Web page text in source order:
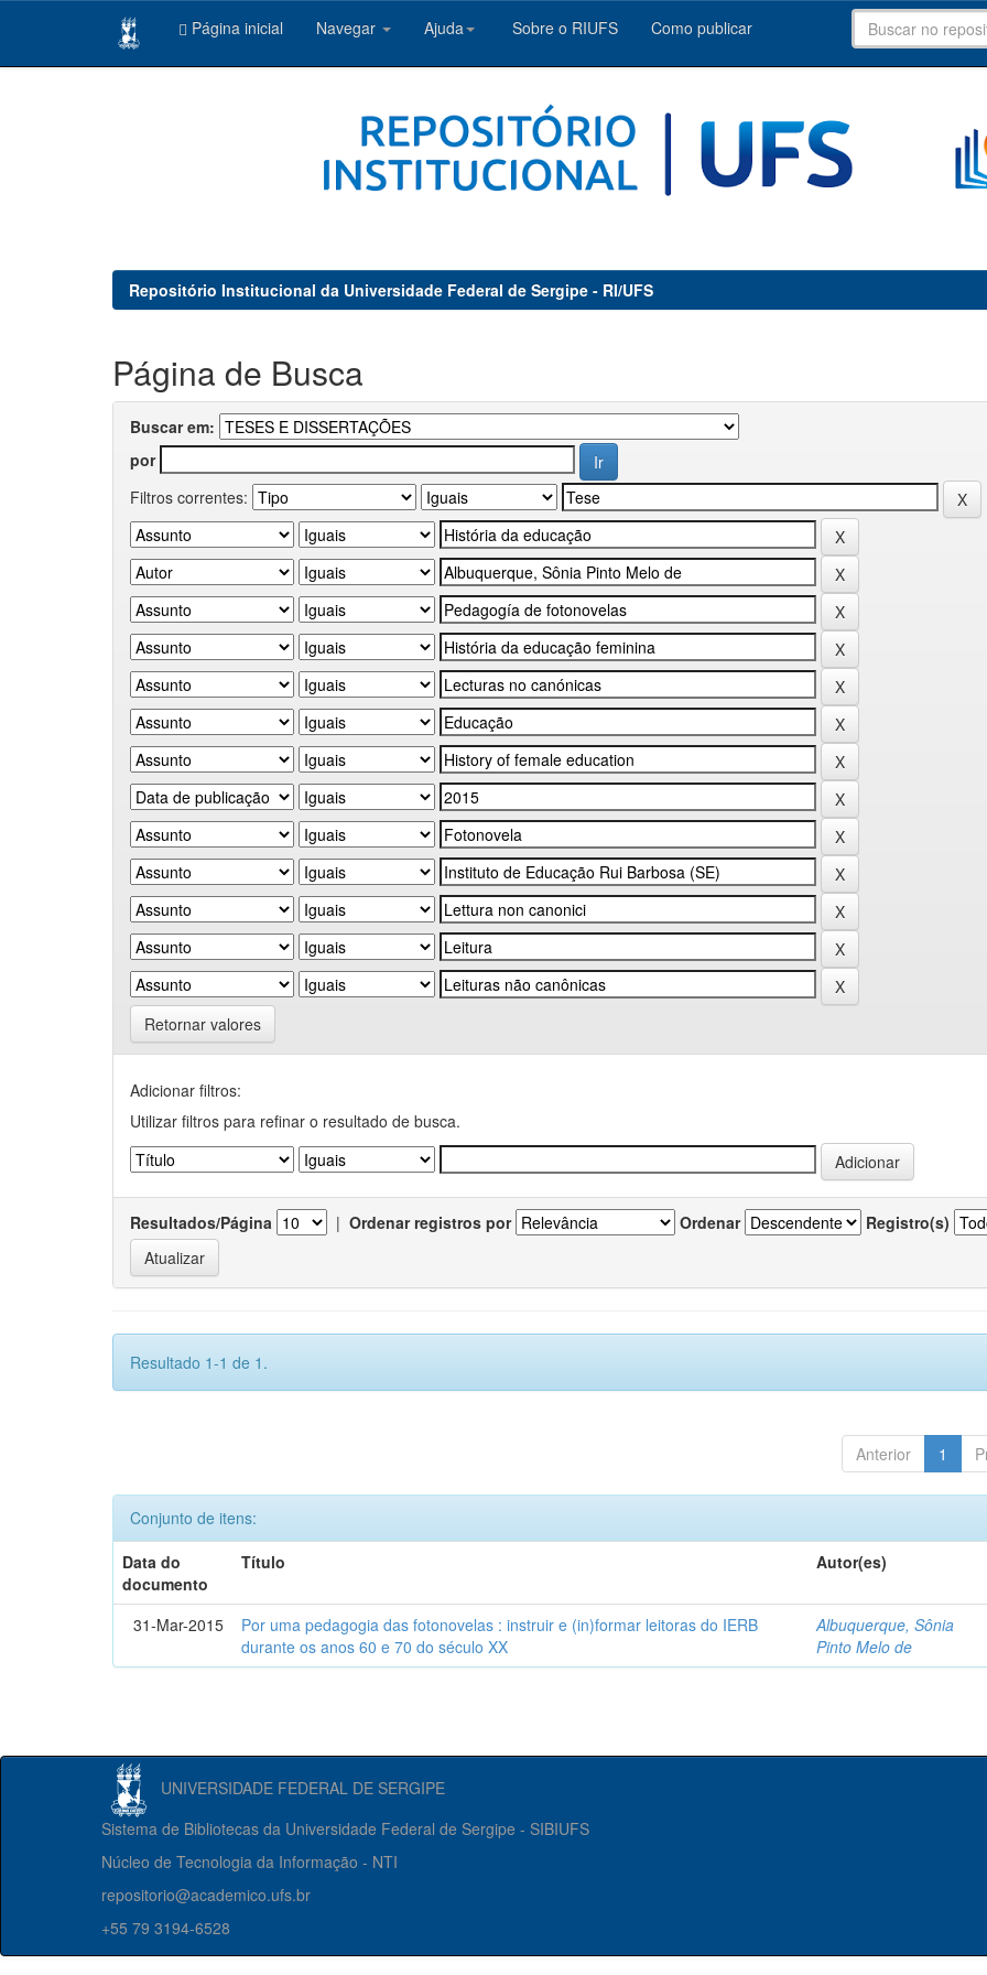
Página inicial Navegar Ajuda Sobre o RIUFS Como publicar
Repositório Institucional da Universidade Federal de Sergipe - RI/UFS
Página de Busca
Buscar em:
por
Filtros correntes:
Retornar valores
Adicionar filtros:
Utilizar filtros para refinar o resultado de busca.
Resultados/Página | Ordenar registros por Ordenar Registro(s)
Resultado 1-1 de 1.
Anterior 1
Conjunto de itens:
Data do
documento
Título Autor(es)
31-Mar-2015
Por uma pedagogia das fotonovelas : instruir e (in)formar leitoras do IERB
durante os anos 60 e 70 do século XX
Albuquerque, Sônia
Pinto Melo de
UNIVERSIDADE FEDERAL DE SERGIPE
Sistema de Bibliotecas da Universidade Federal de Sergipe - SIBIUFS
Núcleo de Tecnologia da Informação - NTI
repositorio@academico.ufs.br
+55 79 3194-6528